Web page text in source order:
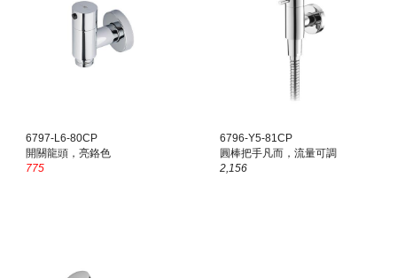
6797-L6-80CP
開關龍頭，亮鉻色
775
6796-Y5-81CP
圓棒把手凡而，流量可調
2,156